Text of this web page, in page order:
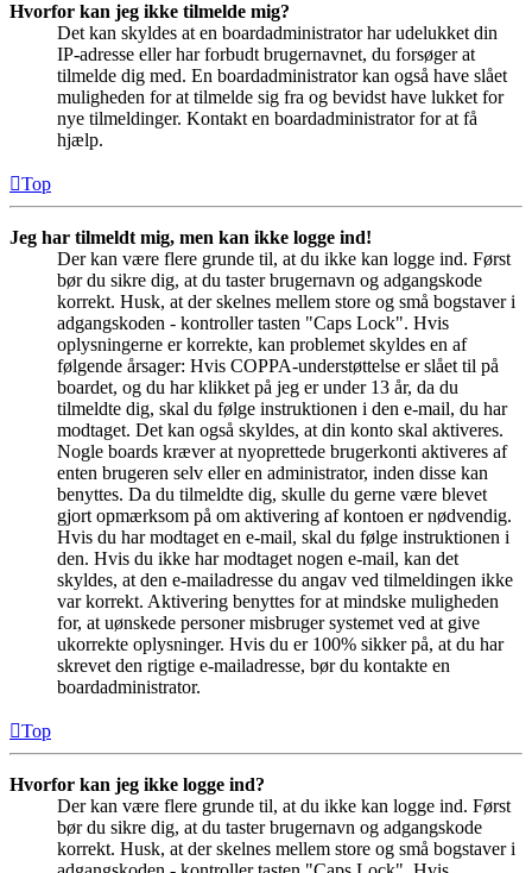
Hvorfor kan jeg ikke tilmelde mig?
Det kan skyldes at en boardadministrator har udelukket din
IP-adresse eller har forbudt brugernavnet, du forsøger at
tilmelde dig med. En boardadministrator kan også have slået
muligheden for at tilmelde sig fra og bevidst have lukket for
nye tilmeldinger. Kontakt en boardadministrator for at få
hjælp.
Top
Jeg har tilmeldt mig, men kan ikke logge ind!
Der kan være flere grunde til, at du ikke kan logge ind. Først
bør du sikre dig, at du taster brugernavn og adgangskode
korrekt. Husk, at der skelnes mellem store og små bogstaver i
adgangskoden - kontroller tasten "Caps Lock". Hvis
oplysningerne er korrekte, kan problemet skyldes en af
følgende årsager: Hvis COPPA-understøttelse er slået til på
boardet, og du har klikket på jeg er under 13 år, da du
tilmeldte dig, skal du følge instruktionen i den e-mail, du har
modtaget. Det kan også skyldes, at din konto skal aktiveres.
Nogle boards kræver at nyoprettede brugerkonti aktiveres af
enten brugeren selv eller en administrator, inden disse kan
benyttes. Da du tilmeldte dig, skulle du gerne være blevet
gjort opmærksom på om aktivering af kontoen er nødvendig.
Hvis du har modtaget en e-mail, skal du følge instruktionen i
den. Hvis du ikke har modtaget nogen e-mail, kan det
skyldes, at den e-mailadresse du angav ved tilmeldingen ikke
var korrekt. Aktivering benyttes for at mindske muligheden
for, at uønskede personer misbruger systemet ved at give
ukorrekte oplysninger. Hvis du er 100% sikker på, at du har
skrevet den rigtige e-mailadresse, bør du kontakte en
boardadministrator.
Top
Hvorfor kan jeg ikke logge ind?
Der kan være flere grunde til, at du ikke kan logge ind. Først
bør du sikre dig, at du taster brugernavn og adgangskode
korrekt. Husk, at der skelnes mellem store og små bogstaver i